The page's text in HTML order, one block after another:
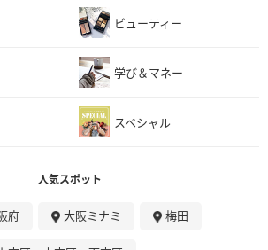
ビューティー
学び＆マネー
スペシャル
人気スポット
府 大阪ミナミ 梅田